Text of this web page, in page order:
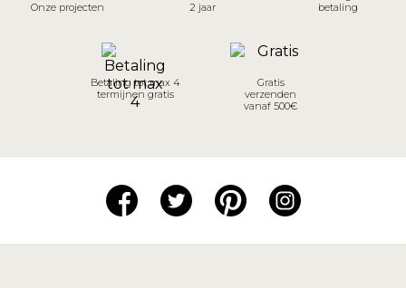
Onze projecten
2 jaar
betaling
Betaling tot max 4
termijnen gratis
Gratis
verzenden
vanaf 500€